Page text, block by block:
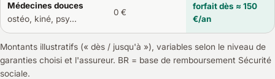
Médecines douces
ostéo, kiné, psy…
0 €
forfait dès ≈ 150
€/an
Montants illustratifs (« dès / jusqu'à »), variables selon le niveau de
garanties choisi et l'assureur. BR = base de remboursement Sécurité
sociale.